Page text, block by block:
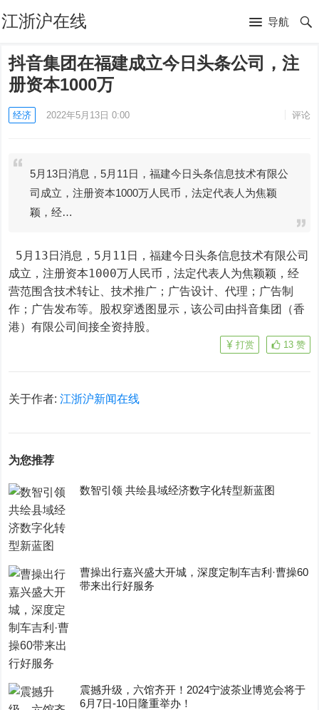
江浙沪在线 导航
抖音集团在福建成立今日头条公司，注
册资本1000万
经济 2022年5月13日 0:00 评论
5月13日消息，5月11日，福建今日头条信息技术有限公
司成立，注册资本1000万人民币，法定代表人为焦颖
颖，经…
成立，注册资本1000万人民币，法定代表人为焦颖颖，经
营范围含技术转让、技术推广；广告设计、代理；广告制
作；广告发布等。股权穿透图显示，该公司由抖音集团（香
港）有限公司间接全资持股。
13 赞
打赏
关于作者:江浙沪新闻在线
为您推荐
数智引领 共绘县域经济数字化转型新蓝图
曹操出行嘉兴盛大开城，深度定制车吉利·曹操60
带来出行好服务
震撼升级，六馆齐开！2024宁波茶业博览会将于
6月7日-10日隆重举办！